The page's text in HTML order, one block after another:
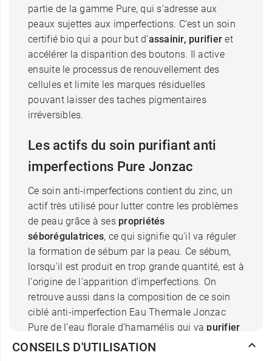
partie de la gamme Pure, qui s’adresse aux
peaux sujettes aux imperfections. C’est un soin
certifié bio qui a pour but d’assainir, purifier et
accélérer la disparition des boutons. Il active
ensuite le processus de renouvellement des
cellules et limite les marques résiduelles
pouvant laisser des taches pigmentaires
irréversibles.
Les actifs du soin purifiant anti
imperfections Pure Jonzac
Ce soin anti-imperfections contient du zinc, un
actif très utilisé pour lutter contre les problèmes
de peau grâce à ses propriétés
séborégulatrices, ce qui signifie qu'il va réguler
la formation de sébum par la peau. Ce sébum,
lorsqu'il est produit en trop grande quantité, est à
l'origine de l'apparition d'imperfections. On
retrouve aussi dans la composition de ce soin
ciblé anti-imperfection Eau Thermale Jonzac
Pure de l’eau florale d’hamamélis qui va purifier
la peau en douceur et resserrer les pores
CONSEILS D'UTILISATION